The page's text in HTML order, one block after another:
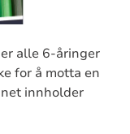
alle 6-åringer
for å motta en
innholder